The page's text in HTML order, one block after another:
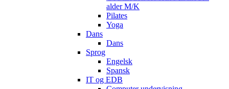
alder M/K
Pilates
Yoga
Dans
Dans
Sprog
Engelsk
Spansk
IT og EDB